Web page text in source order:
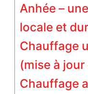
Anhée –
locale et
Chauffage
(mise à
Chauffage